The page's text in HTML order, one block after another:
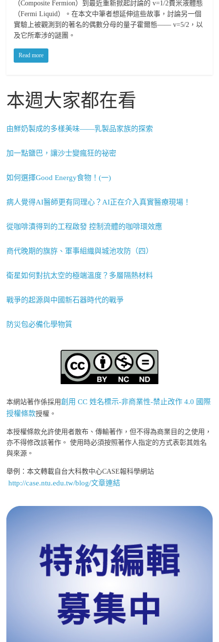
（Composite Fermion）到最近重新掀起討論的 v=1/2費米液體態
（Fermi Liquid）。在本文中筆者想延伸這些故事，討論另一個
實驗上被觀測到的著名的偶數分母的量子霍爾態—— v=5/2，以
及它所牽涉的謎團。
Read more
本週大家都在看
由鮮奶製成的多樣美味——乳製品家族的探索
加一點鹽巴，讓沙士變瘋狂的祕密
如何選擇Good Energy食物！(一)
病人覺得AI醫師更有同理心？AI正在介入真實醫療現場！
從咖啡漬得到的工程啟發 控制流體的咖啡環效應
商代晚期的旗斿、軍事組織與城池攻防（四）
衛星如何對抗太空的極端溫度？多層隔熱材料
戰爭的起源與中國新石器時代的戰爭
防災包必備化學物質
本網站著作係採用創用 CC 姓名標示-非商業性-禁止改作 4.0 國際
授權條款授權。
本授權條款允許使用者散布、傳輸著作，但不得為商業目的之使用，
亦不得修改該著作。 使用時必須按照著作人指定的方式表彰其姓名
與來源。
舉例：本文轉載自台大科教中心CASE報科學網站
http://case.ntu.edu.tw/blog/文章連結